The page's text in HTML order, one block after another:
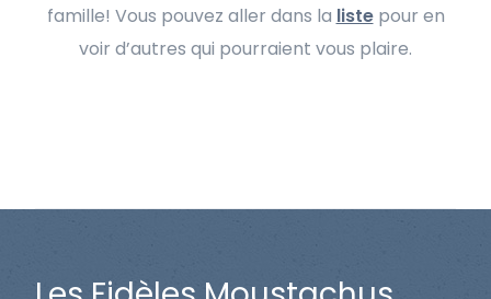
famille! Vous pouvez aller dans la listepour en
voir d’autres qui pourraient vous plaire.